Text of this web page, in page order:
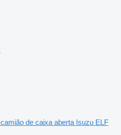
camião de caixa aberta Isuzu ELF